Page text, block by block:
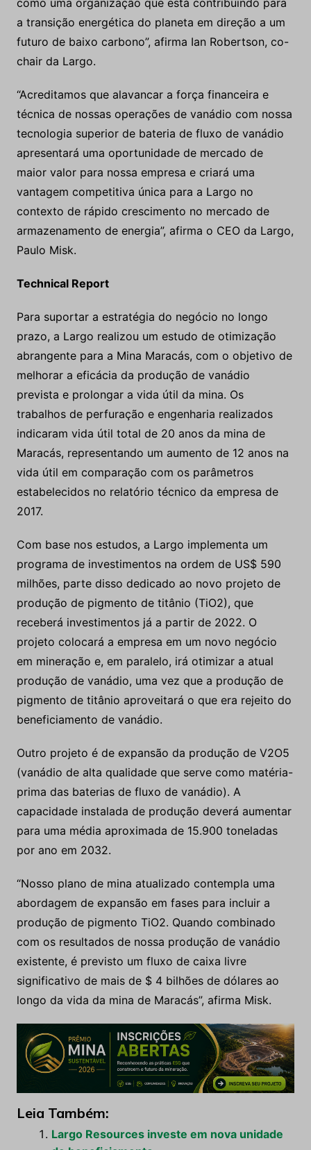
como uma organização que está contribuindo para
a transição energética do planeta em direção a um
futuro de baixo carbono”, afirma Ian Robertson, co-
chair da Largo.
“Acreditamos que alavancar a força financeira e
técnica de nossas operações de vanádio com nossa
tecnologia superior de bateria de fluxo de vanádio
apresentará uma oportunidade de mercado de
maior valor para nossa empresa e criará uma
vantagem competitiva única para a Largo no
contexto de rápido crescimento no mercado de
armazenamento de energia”, afirma o CEO da Largo,
Paulo Misk.
Technical Report
Para suportar a estratégia do negócio no longo
prazo, a Largo realizou um estudo de otimização
abrangente para a Mina Maracás, com o objetivo de
melhorar a eficácia da produção de vanádio
prevista e prolongar a vida útil da mina. Os
trabalhos de perfuração e engenharia realizados
indicaram vida útil total de 20 anos da mina de
Maracás, representando um aumento de 12 anos na
vida útil em comparação com os parâmetros
estabelecidos no relatório técnico da empresa de
2017.
Com base nos estudos, a Largo implementa um
programa de investimentos na ordem de US$ 590
milhões, parte disso dedicado ao novo projeto de
produção de pigmento de titânio (TiO2), que
receberá investimentos já a partir de 2022. O
projeto colocará a empresa em um novo negócio
em mineração e, em paralelo, irá otimizar a atual
produção de vanádio, uma vez que a produção de
pigmento de titânio aproveitará o que era rejeito do
beneficiamento de vanádio.
Outro projeto é de expansão da produção de V2O5
(vanádio de alta qualidade que serve como matéria-
prima das baterias de fluxo de vanádio). A
capacidade instalada de produção deverá aumentar
para uma média aproximada de 15.900 toneladas
por ano em 2032.
“Nosso plano de mina atualizado contempla uma
abordagem de expansão em fases para incluir a
produção de pigmento TiO2. Quando combinado
com os resultados de nossa produção de vanádio
existente, é previsto um fluxo de caixa livre
significativo de mais de $ 4 bilhões de dólares ao
longo da vida da mina de Maracás”, afirma Misk.
Leia Também:
Largo Resources investe em nova unidade